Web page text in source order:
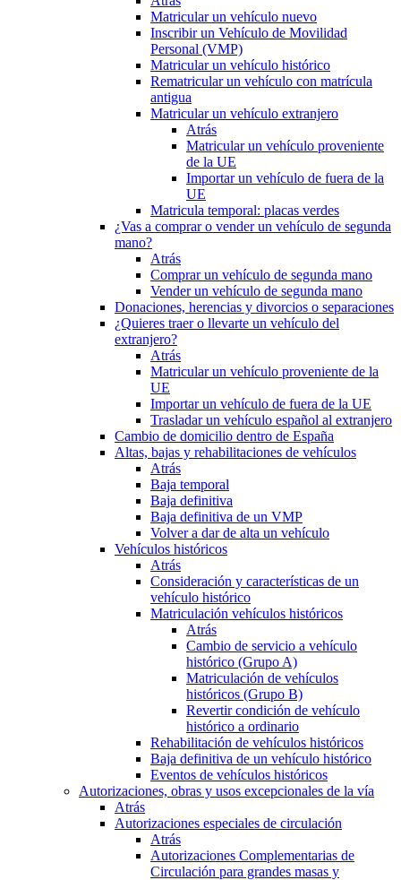
Matricular un vehículo nuevo
Inscribir un Vehículo de Movilidad
Personal (VMP)
Matricular un vehículo histórico
Rematricular un vehículo con matrícula
antigua
Matricular un vehículo extranjero
Atrás
Matricular un vehículo proveniente
de la UE
Importar un vehículo de fuera de la
UE
Matricula temporal: placas verdes
¿Vas a comprar o vender un vehículo de segunda
mano?
Atrás
Comprar un vehículo de segunda mano
Vender un vehículo de segunda mano
Donaciones, herencias y divorcios o separaciones
¿Quieres traer o llevarte un vehículo del
extranjero?
Atrás
Matricular un vehículo proveniente de la
UE
Importar un vehículo de fuera de la UE
Trasladar un vehículo español al extranjero
Cambio de domicilio dentro de España
Altas, bajas y rehabilitaciones de vehículos
Atrás
Baja temporal
Baja definitiva
Baja definitiva de un VMP
Volver a dar de alta un vehículo
Vehículos históricos
Atrás
Consideración y características de un
vehículo histórico
Matriculación vehículos históricos
Atrás
Cambio de servicio a vehículo
histórico (Grupo A)
Matriculación de vehículos
históricos (Grupo B)
Revertir condición de vehículo
histórico a ordinario
Rehabilitación de vehículos históricos
Baja definitiva de un vehículo histórico
Eventos de vehículos históricos
Autorizaciones, obras y usos excepcionales de la vía
Atrás
Autorizaciones especiales de circulación
Atrás
Autorizaciones Complementarias de
Circulación para grandes masas y